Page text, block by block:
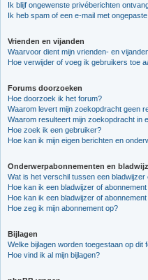
Ik blijf ongewenste privéberichten
Ik heb spam of een e-mail met
Vrienden en vijanden
Waarvoor dient mijn vrienden- en
Hoe verwijder of voeg ik gebruikers toe
Forums doorzoeken
Hoe doorzoek ik het forum?
Waarom levert mijn zoekopdracht geen
Waarom resulteert mijn zoekopdracht in
Hoe zoek ik een gebruiker?
Hoe kan ik mijn eigen berichten en
Onderwerpabonnementen en
Wat is het verschil tussen een bladwijzer
Hoe kan ik een bladwijzer of
Hoe kan ik een bladwijzer of
Hoe zeg ik mijn abonnement op?
Bijlagen
Welke bijlagen worden toegestaan op dit
Hoe vind ik al mijn bijlagen?